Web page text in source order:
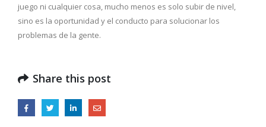
juego ni cualquier cosa, mucho menos es solo subir de nivel,
sino es la oportunidad y el conducto para solucionar los
problemas de la gente.
Share this post